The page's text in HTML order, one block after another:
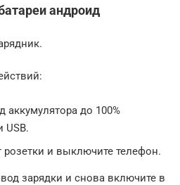
андроид
аккумулятора до 100%
розетки и выключите телефон.
зарядки и снова включите в